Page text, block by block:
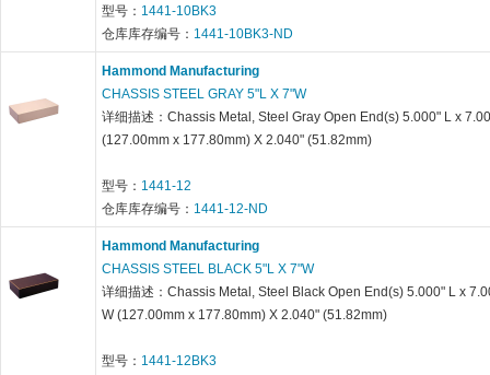
型号： 1441-10BK3
仓库库存编号： 1441-10BK3-ND
Hammond Manufacturing
CHASSIS STEEL GRAY 5"L X 7"W
详细描述：Chassis Metal, Steel Gray Open End(s) 5.000" L x
(127.00mm x 177.80mm) X 2.040" (51.82mm)
型号： 1441-12
仓库库存编号： 1441-12-ND
Hammond Manufacturing
CHASSIS STEEL BLACK 5"L X 7"W
详细描述：Chassis Metal, Steel Black Open End(s) 5.000" L x
W (127.00mm x 177.80mm) X 2.040" (51.82mm)
型号： 1441-12BK3